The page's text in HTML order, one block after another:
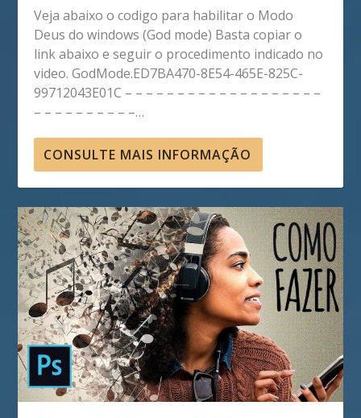
Veja abaixo o codigo para habilitar o Modo
Deus do windows (God mode) Basta copiar o
link abaixo e seguir o procedimento indicado no
video. GodMode.ED7BA470-8E54-465E-825C-
99712043E01C – – – – – – – – – – – – – – – – – – –
– – – – – – – – – –…
CONSULTE MAIS INFORMAÇÃO